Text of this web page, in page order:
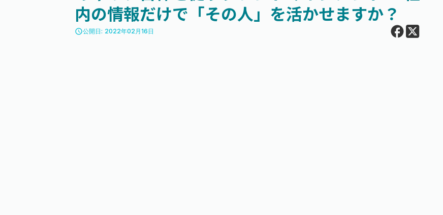
内の情報だけで「その人」を活かせますか？
access_time公開日: 2022年02月16日